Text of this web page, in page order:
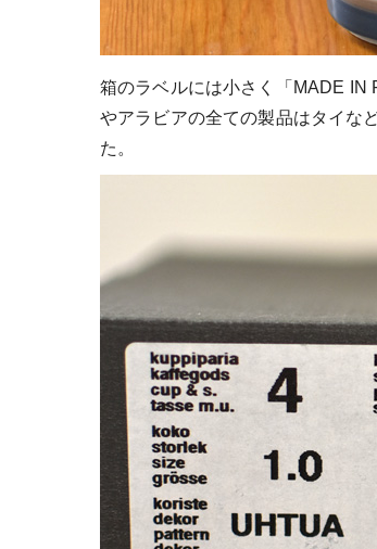
箱のラベルには小さく「MADE IN
やアラビアの全ての製品はタイな
た。